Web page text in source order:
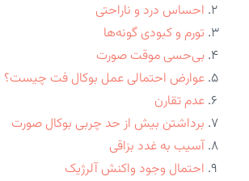
احساس درد و ناراحتی
تورم و کبودی گونه‌ها
بی‌حسی موقت صورت
عوارض احتمالی عمل بوکال فت چیست؟
عدم تقارن
برداشتن بیش از حد چربی بوکال صورت
آسیب به غدد بزاقی
احتمال وجود واکنش آلرژیک